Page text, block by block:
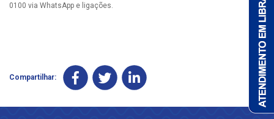
0100 via WhatsApp e ligações.
Compartilhar: